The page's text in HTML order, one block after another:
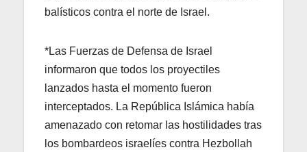
balísticos contra el norte de Israel.
*Las Fuerzas de Defensa de Israel
informaron que todos los proyectiles
lanzados hasta el momento fueron
interceptados. La República Islámica había
amenazado con retomar las hostilidades tras
los bombardeos israelíes contra Hezbollah